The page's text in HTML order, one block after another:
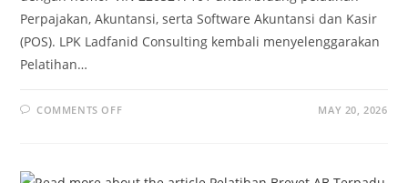
Perpajakan, Akuntansi, serta Software Akuntansi dan Kasir
(POS). LPK Ladfanid Consulting kembali menyelenggarakan
Pelatihan…
COMMENTS OFF MAY 20, 2026